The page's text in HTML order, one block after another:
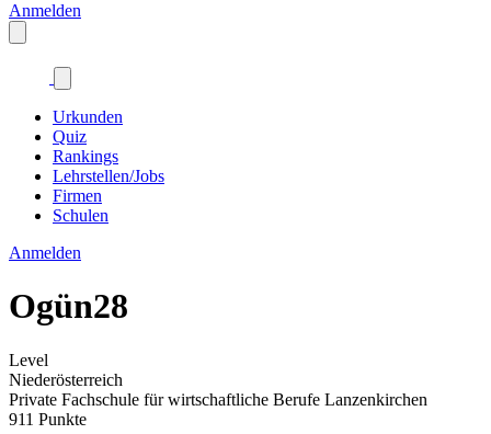
Anmelden
Urkunden
Quiz
Rankings
Lehrstellen/Jobs
Firmen
Schulen
Anmelden
Ogün28
Level
Niederösterreich
Private Fachschule für wirtschaftliche Berufe Lanzenkirchen
911 Punkte